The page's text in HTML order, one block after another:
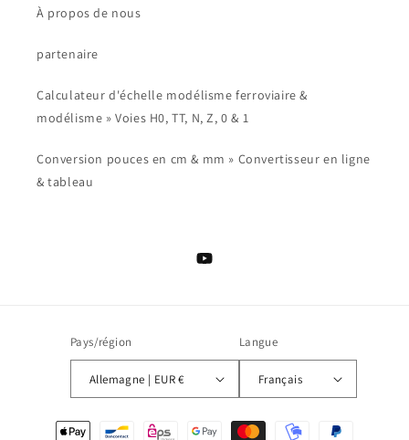
À propos de nous
partenaire
Calculateur d'échelle modélisme ferroviaire &
modélisme » Voies H0, TT, N, Z, 0 & 1
Conversion pouces en cm & mm » Convertisseur en ligne
& tableau
YouTube
Pays/région
Allemagne | EUR €
Langue
Français
Moyens